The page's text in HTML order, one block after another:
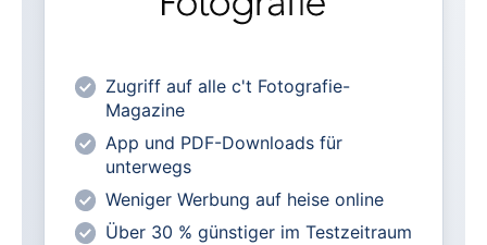
Alle exklusiven heise+ Artikel frei
lesen
Vorteilspreis für Magazin-
Abonnenten
Zugriff auf alle c't Fotografie-
Magazine
App und PDF-Downloads für
unterwegs
Weniger Werbung auf heise online
Über 30 % günstiger im Testzeitraum